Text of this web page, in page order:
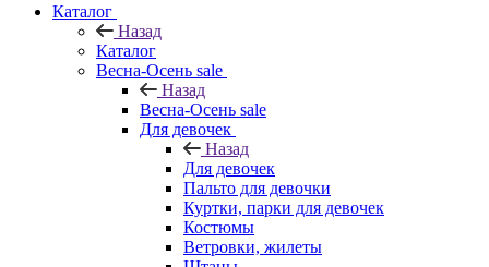
Каталог
Назад
Каталог
Весна-Осень sale
Назад
Весна-Осень sale
Для девочек
Назад
Для девочек
Пальто для девочки
Куртки, парки для девочек
Костюмы
Ветровки, жилеты